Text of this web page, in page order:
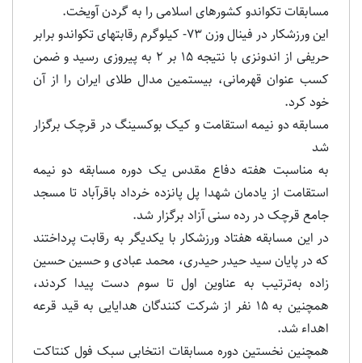
مسابقات تکواندو کشورهای اسلامی را به گردن آویخت.
این ورزشکار در فینال وزن 73- کیلوگرم رقابتهای تکواندو برابر
حریفی از اندونزی با نتیجه 15 بر 2 به پیروزی رسید و ضمن
کسب عنوان قهرمانی، بیستمین مدال طلای ایران را از آن
خود کرد.
مسابقه دو نیمه استقامت و کیک بوکسینگ در قرچک برگزار
شد
به مناسبت هفته دفاع مقدس یک دوره مسابقه دو نیمه
استقامت از یادمان شهدا پل پانزده خرداد باقرآباد تا مسجد
جامع قرچک در رده سنی آزاد برگزار شد.
در این مسابقه هفتاد ورزشکار با یکدیگر به رقابت پرداختند
که در پایان سید حیدر حیدری، محمد عبادی و حسین حسین
زاده به‌ترتیب به عناوین اول تا سوم دست پیدا کردند،
همچنین به 15 نفر از شرکت کنندگان هدایایی به قید قرعه
اهداء شد.
همچنین نخستین دوره مسابقات انتخابی سبک فول کنتاکت